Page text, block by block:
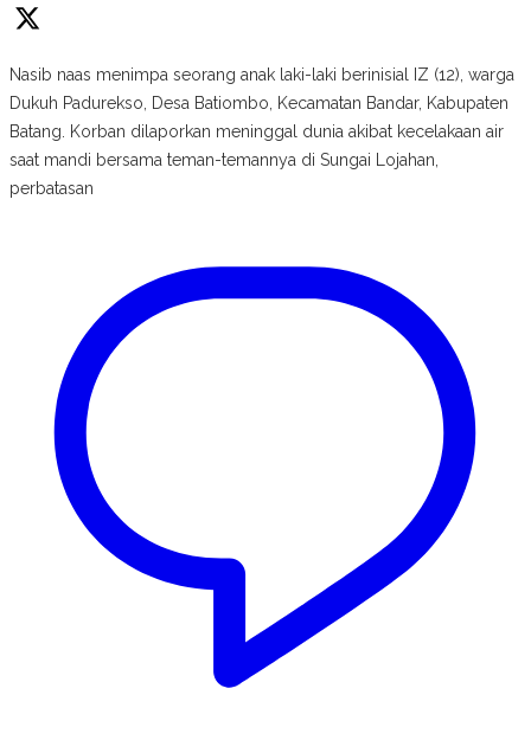
Nasib naas menimpa seorang anak laki-laki berinisial IZ (12), warga
Dukuh Padurekso, Desa Batiombo, Kecamatan Bandar, Kabupaten
Batang. Korban dilaporkan meninggal dunia akibat kecelakaan air
saat mandi bersama teman-temannya di Sungai Lojahan,
perbatasan